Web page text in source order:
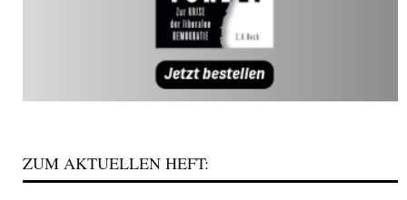
ZUM AKTUELLEN HEFT: